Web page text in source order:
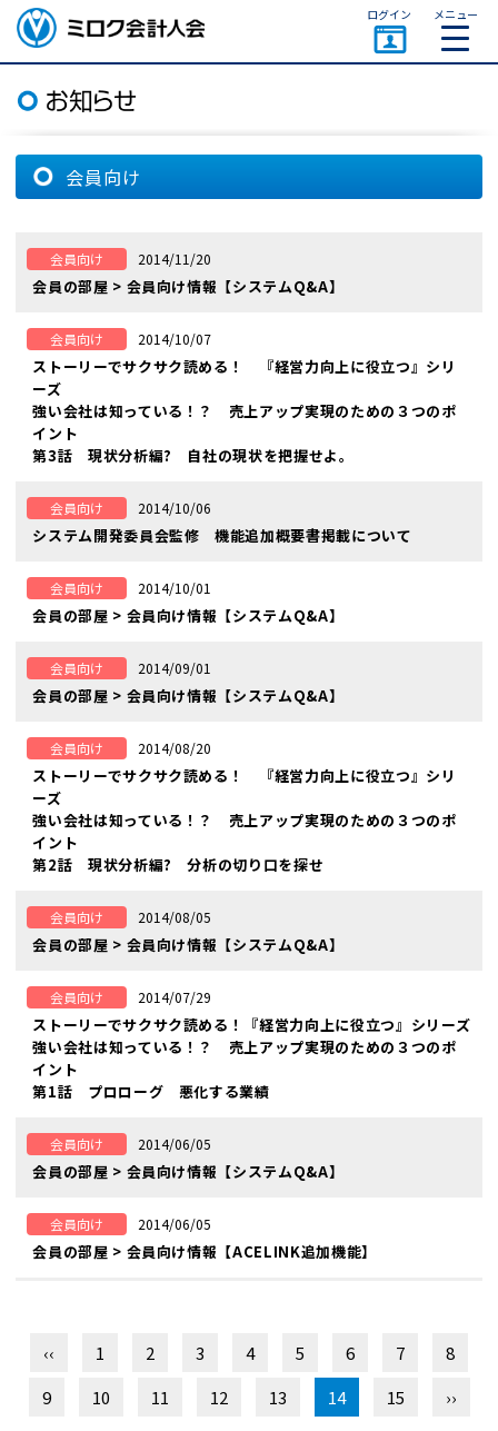
ミロク会計人会 MIROKU
ACCOUNTING PERSON
ASSOCIATION
ログイン メニュー
会員向け
会員向け 2014/11/20
会員の部屋 > 会員向け情報【システムQ&A】
会員向け 2014/10/07
ストーリーでサクサク読める！ 『経営力向上に役立つ』シリ
ーズ
強い会社は知っている！？ 売上アップ実現のための３つのポ
イント
第3話 現状分析編? 自社の現状を把握せよ。
会員向け 2014/10/06
システム開発委員会監修 機能追加概要書掲載について
会員向け 2014/10/01
会員の部屋 > 会員向け情報【システムQ&A】
会員向け 2014/09/01
会員の部屋 > 会員向け情報【システムQ&A】
会員向け 2014/08/20
ストーリーでサクサク読める！ 『経営力向上に役立つ』シリ
ーズ
強い会社は知っている！？ 売上アップ実現のための３つのポ
イント
第2話 現状分析編? 分析の切り口を探せ
会員向け 2014/08/05
会員の部屋 > 会員向け情報【システムQ&A】
会員向け 2014/07/29
ストーリーでサクサク読める！『経営力向上に役立つ』シリーズ
強い会社は知っている！？ 売上アップ実現のための３つのポ
イント
第1話 プロローグ 悪化する業績
会員向け 2014/06/05
会員の部屋 > 会員向け情報【システムQ&A】
会員向け 2014/06/05
会員の部屋 > 会員向け情報【ACELINK追加機能】
‹‹ 1 2 3 4 5 6 7
8
9
10 11 12 13 14 15 ››